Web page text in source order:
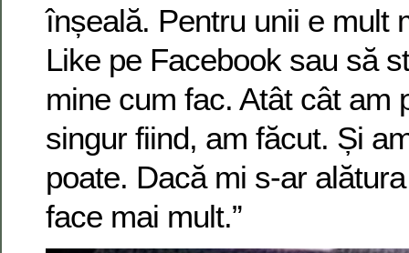
înșeală. Pentru unii e mult
Like pe Facebook sau să
mine cum fac. Atât cât am
singur fiind, am făcut. Și
poate. Dacă mi s-ar
face mai mult.”